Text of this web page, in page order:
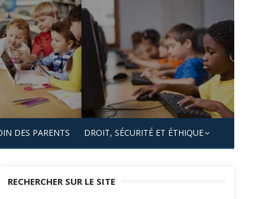
DES PARENTS DROIT, SÉCURITÉ ET ÉTHIQUE
RECHERCHER SUR LE SITE